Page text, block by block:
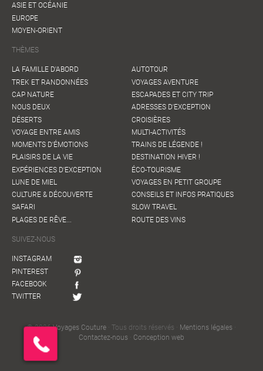
ASIE ET OCÉANIE
EUROPE
MOYEN-ORIENT
THÈMES
LA FAMILLE D'ABORD
TREK ET RANDONNÉES
CAP NATURE
NOUS DEUX
DÉSERTS
VOYAGE ENTRE AMIS
MOMENTS D'ÉMOTIONS
PLAISIRS DE LA VIE
EXPÉRIENCES D'EXCEPTION
LUNE DE MIEL
CULTURE & DÉCOUVERTE
SAFARI
PLAGES DE RÊVE...
AUTOTOUR
VOYAGES AVENTURE
ESCAPADES ET CITY TRIP
ADRESSES D'EXCEPTION
CROISIÈRES
MULTI-ACTIVITÉS
TRAINS DE LÉGENDE !
DESTINATION HIVER !
ÉCO-TOURISME
VOYAGES EN PETIT GROUPE
CONSEILS ET INFOS PRATIQUES
SLOW TRAVEL
ROUTE DES VINS
SUIVEZ-NOUS
INSTAGRAM
PINTEREST
FACEBOOK
TWITTER
© 2026Voyages Couture · Tous droits réservés · Mentions légales ·
Contactez-nous · Conception web